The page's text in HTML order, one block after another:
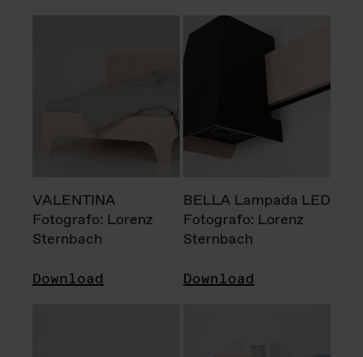
VALENTINA
Fotografo: Lorenz
Sternbach
Download
BELLA Lampada LED
Fotografo: Lorenz
Sternbach
Download